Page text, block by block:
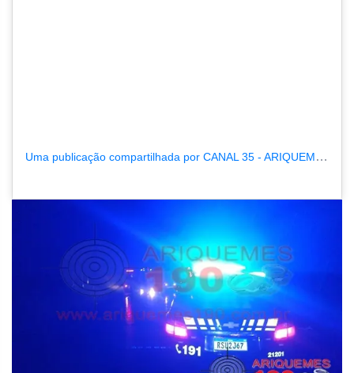
Uma publicação compartilhada por CANAL 35 - ARIQUEMES190.COM.BR (@canal35_ariquemes190.com.br)